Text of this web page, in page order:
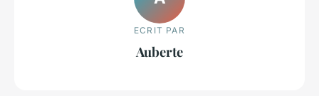
ECRIT PAR
Auberte